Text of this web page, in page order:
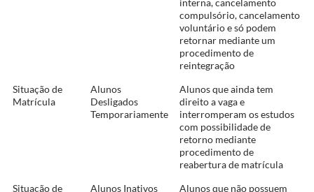
interna, cancelamento
compulsório, cancelamento
voluntário e só podem
retornar mediante um
procedimento de
reintegração
Situação de
Matrícula
Alunos
Desligados
Temporariamente
Alunos que ainda tem
direito a vaga e
interromperam os estudos
com possibilidade de
retorno mediante
procedimento de
reabertura de matrícula
Situação de
Alunos Inativos
Alunos que não possuem